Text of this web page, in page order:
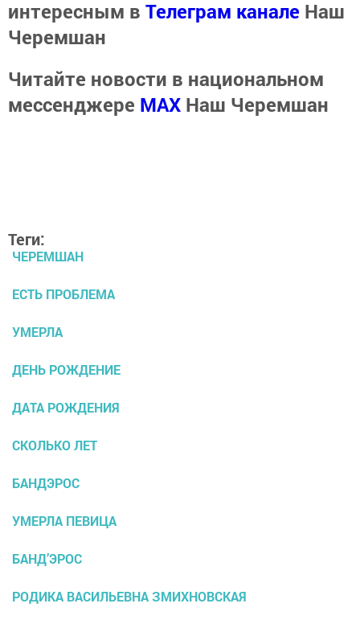
интересным в Телеграм канале Наш
Черемшан
Читайте новости в национальном
мессенджере MАХ Наш Черемшан
Теги:
ЧЕРЕМШАН
ЕСТЬ ПРОБЛЕМА
УМЕРЛА
ДЕНЬ РОЖДЕНИЕ
ДАТА РОЖДЕНИЯ
СКОЛЬКО ЛЕТ
БАНДЭРОС
УМЕРЛА ПЕВИЦА
БАНД’ЭРОС
РОДИКА ВАСИЛЬЕВНА ЗМИХНОВСКАЯ